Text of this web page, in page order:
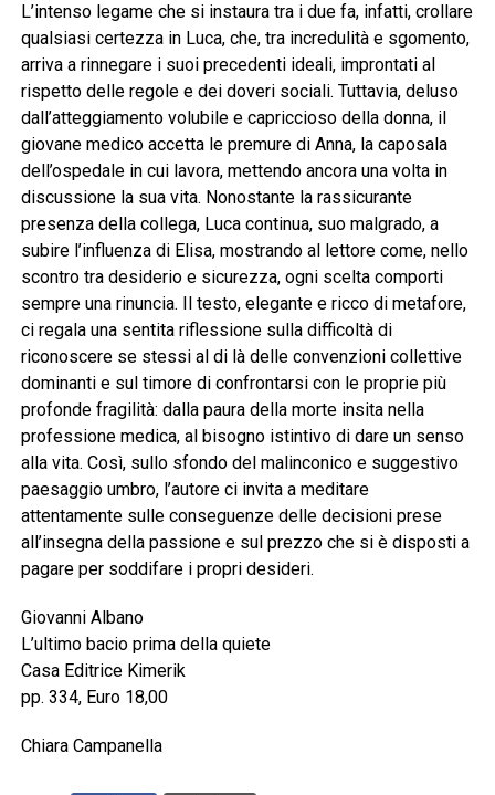
L’intenso legame che si instaura tra i due fa, infatti, crollare
qualsiasi certezza in Luca, che, tra incredulità e sgomento,
arriva a rinnegare i suoi precedenti ideali, improntati al
rispetto delle regole e dei doveri sociali. Tuttavia, deluso
dall’atteggiamento volubile e capriccioso della donna, il
giovane medico accetta le premure di Anna, la caposala
dell’ospedale in cui lavora, mettendo ancora una volta in
discussione la sua vita. Nonostante la rassicurante
presenza della collega, Luca continua, suo malgrado, a
subire l’influenza di Elisa, mostrando al lettore come, nello
scontro tra desiderio e sicurezza, ogni scelta comporti
sempre una rinuncia. Il testo, elegante e ricco di metafore,
ci regala una sentita riflessione sulla difficoltà di
riconoscere se stessi al di là delle convenzioni collettive
dominanti e sul timore di confrontarsi con le proprie più
profonde fragilità: dalla paura della morte insita nella
professione medica, al bisogno istintivo di dare un senso
alla vita. Così, sullo sfondo del malinconico e suggestivo
paesaggio umbro, l’autore ci invita a meditare
attentamente sulle conseguenze delle decisioni prese
all’insegna della passione e sul prezzo che si è disposti a
pagare per soddifare i propri desideri.
Giovanni Albano
L’ultimo bacio prima della quiete
Casa Editrice Kimerik
pp. 334, Euro 18,00
Chiara Campanella